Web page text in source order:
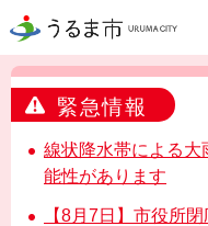
うるま市
緊急情報
線状降水帯による大
能性があります
【8月7日】市役所